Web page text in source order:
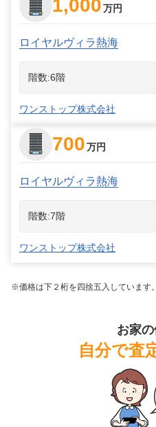
1,000万円
ロイヤルヴィラ熱海
階数:6階
ワンストップ株式会社
700万円
ロイヤルヴィラ熱海
階数:7階
ワンストップ株式会社
※価格は下２桁を四捨五入しています。
お家
自分で査